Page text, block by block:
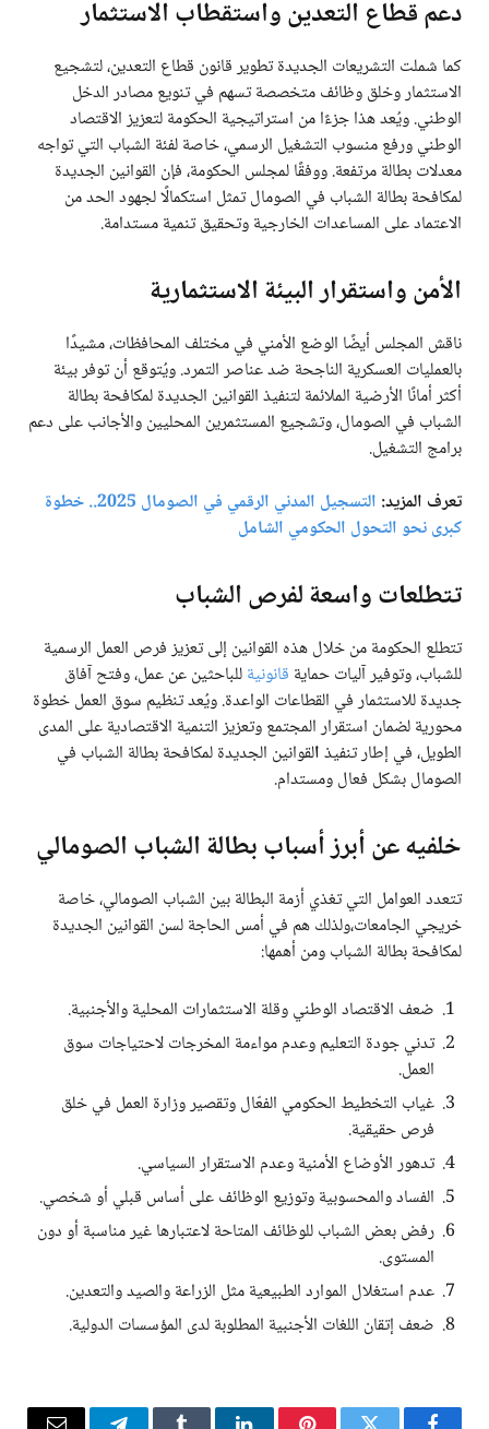
دعم قطاع التعدين واستقطاب الاستثمار
كما شملت التشريعات الجديدة تطوير قانون قطاع التعدين، لتشجيع
الاستثمار وخلق وظائف متخصصة تسهم في تنويع مصادر الدخل
الوطني. ويُعد هذا جزءًا من استراتيجية الحكومة لتعزيز الاقتصاد
الوطني ورفع منسوب التشغيل الرسمي، خاصة لفئة الشباب التي تواجه
معدلات بطالة مرتفعة. ووفقًا لمجلس الحكومة، فإن القوانين الجديدة
لمكافحة بطالة الشباب في الصومال تمثل استكمالًا لجهود الحد من
الاعتماد على المساعدات الخارجية وتحقيق تنمية مستدامة.
الأمن واستقرار البيئة الاستثمارية
ناقش المجلس أيضًا الوضع الأمني في مختلف المحافظات، مشيدًا
بالعمليات العسكرية الناجحة ضد عناصر التمرد. ويُتوقع أن توفر بيئة
أكثر أمانًا الأرضية الملائمة لتنفيذ القوانين الجديدة لمكافحة بطالة
الشباب في الصومال، وتشجيع المستثمرين المحليين والأجانب على دعم
برامج التشغيل.
تعرف المزيد:
التسجيل المدني الرقمي في الصومال 2025.. خطوة
كبرى نحو التحول الحكومي الشامل
تتطلعات واسعة لفرص الشباب
تتطلع الحكومة من خلال هذه القوانين إلى تعزيز فرص العمل الرسمية
للشباب، وتوفير آليات حماية قانونيةللباحثين عن عمل، وفتح آفاق
جديدة للاستثمار في القطاعات الواعدة. ويُعد تنظيم سوق العمل خطوة
محورية لضمان استقرار المجتمع وتعزيز التنمية الاقتصادية على المدى
الطويل، في إطار تنفيذالقوانين الجديدة لمكافحة بطالة الشباب في
الصومال بشكل فعال ومستدام.
خلفيه عن أبرز أسباب بطالة الشباب الصومالي
تتعدد العوامل التي تغذي أزمة البطالة بين الشباب الصومالي، خاصة
خريجي الجامعات،ولذلك هم في أمس الحاجة لسن القوانين الجديدة
لمكافحة بطالة الشباب ومن أهمها:
ضعف الاقتصاد الوطني وقلة الاستثمارات المحلية والأجنبية.
تدني جودة التعليم وعدم مواءمة المخرجات لاحتياجات سوق
العمل.
غياب التخطيط الحكومي الفعّال وتقصير وزارة العمل في خلق
فرص حقيقية.
تدهور الأوضاع الأمنية وعدم الاستقرار السياسي.
الفساد والمحسوبية وتوزيع الوظائف على أساس قبلي أو شخصي.
رفض بعض الشباب للوظائف المتاحة لاعتبارها غير مناسبة أو دون
المستوى.
عدم استغلال الموارد الطبيعية مثل الزراعة والصيد والتعدين.
ضعف إتقان اللغات الأجنبية المطلوبة لدى المؤسسات الدولية.